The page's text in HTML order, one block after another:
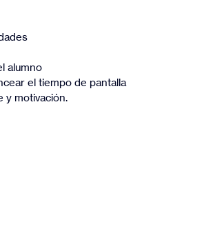
alumno
el tiempo de pantalla
y motivación.